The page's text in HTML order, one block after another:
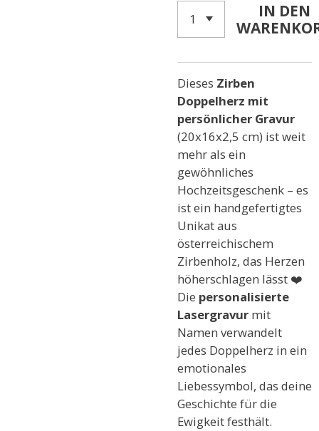
IN DEN
Dieses Zirben
Doppelherz mit
persönlicher Gravur
(20x16x2,5 cm) ist weit
mehr als ein
gewöhnliches
Hochzeitsgeschenk – es
ist ein handgefertigtes
Unikat aus
österreichischem
Zirbenholz, das Herzen
höherschlagen lässt ❤️
Die personalisierte
Lasergravur mit
Namen verwandelt
jedes Doppelherz in ein
emotionales
Liebessymbol, das deine
Geschichte für die
Ewigkeit festhält.